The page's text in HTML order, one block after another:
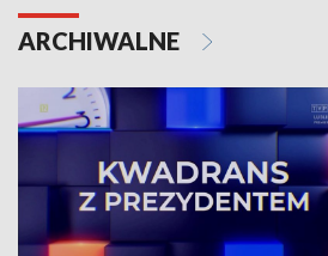
ARCHIWALNE